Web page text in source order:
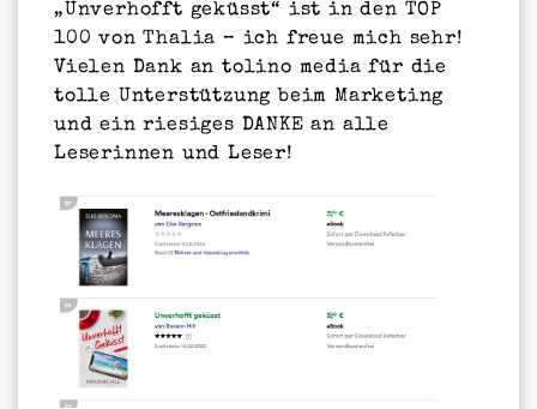
„Unverhofft geküsst“ ist in den TOP
100 von Thalia – ich freue mich sehr!
Vielen Dank an tolino media für die
tolle Unterstützung beim Marketing
und ein riesiges DANKE an alle
Leserinnen und Leser!